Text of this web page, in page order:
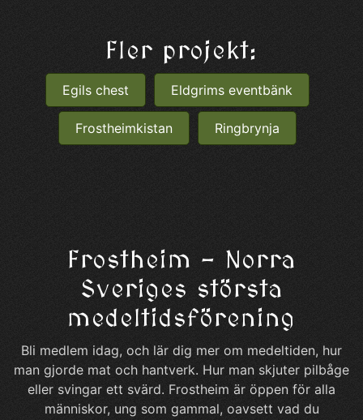
Fler projekt:
Egils chest Eldgrims eventbänk
Frostheimkistan Ringbrynja
Frostheim – Norra
Sveriges största
medeltidsförening
Bli medlem idag, och lär dig mer om medeltiden, hur
man gjorde mat och hantverk. Hur man skjuter pilbåge
eller svingar ett svärd. Frostheim är öppen för alla
människor, ung som gammal, oavsett vad du